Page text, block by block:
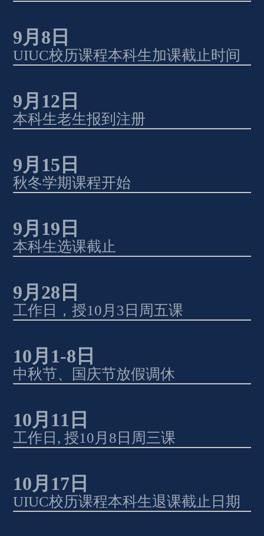
9月 8 日
UIUC校历课程本科生加课截止时间
9月 12 日
本科生老生报到注册
9月 15 日
秋冬学期课程开始
9月 19 日
本科生选课截止
9月 28 日
工作日，授10 月 3 日周五课
10月 1-8 日
中秋节、国庆节放假调休
10月 11 日
工作日 , 授10 月 8 日周三课
10月 17 日
UIUC校历课程本科生退课截止日期